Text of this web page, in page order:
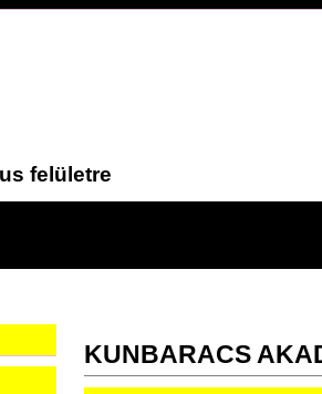
felületre
KUNBARACS